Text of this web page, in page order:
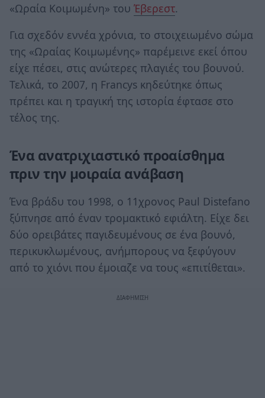
«Ωραία Κοιμωμένη» του Έβερεστ.
Για σχεδόν εννέα χρόνια, το στοιχειωμένο σώμα
της «Ωραίας Κοιμωμένης» παρέμεινε εκεί όπου
είχε πέσει, στις ανώτερες πλαγιές του βουνού.
Τελικά, το 2007, η Francys κηδεύτηκε όπως
πρέπει και η τραγική της ιστορία έφτασε στο
τέλος της.
Ένα ανατριχιαστικό προαίσθημα
πριν την μοιραία ανάβαση
Ένα βράδυ του 1998, ο 11χρονος Paul Distefano
ξύπνησε από έναν τρομακτικό εφιάλτη. Είχε δει
δύο ορειβάτες παγιδευμένους σε ένα βουνό,
περικυκλωμένους, ανήμπορους να ξεφύγουν
από το χιόνι που έμοιαζε να τους «επιτίθεται».